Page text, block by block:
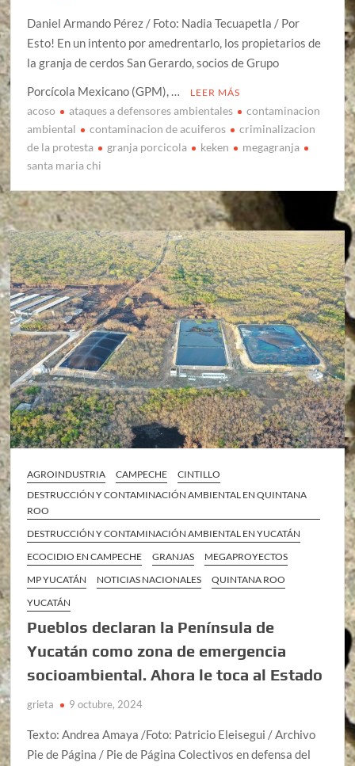
Daniel Armando Pérez / Foto: Nadia Tecuapetla / Por
Esto! En un intento por amedrentarlo, los propietarios de
la granja de cerdos San Gerardo, socios de Grupo
Porcícola Mexicano (GPM), …
LEER MÁS
acoso ataques a defensores ambientales
contaminacion
ambiental
contaminacion de acuiferos
criminalizacion
de la protesta
granja porcicola keken
megagranja
santa maria chi
AGROINDUSTRIA CAMPECHE
CINTILLO
DESTRUCCIÓN Y CONTAMINACIÓN AMBIENTAL EN QUINTANA
ROO
DESTRUCCIÓN Y CONTAMINACIÓN AMBIENTAL EN YUCATÁN
ECOCIDIO EN CAMPECHE
GRANJAS
MEGAPROYECTOS
MP YUCATÁN
NOTICIAS NACIONALES
QUINTANA ROO
YUCATÁN
Pueblos declaran la Península de
Yucatán como zona de emergencia
socioambiental. Ahora le toca al Estado
grieta 9 octubre, 2024
Texto: Andrea Amaya /Foto: Patricio Eleisegui / Archivo
Pie de Página / Pie de Página Colectivos en defensa del